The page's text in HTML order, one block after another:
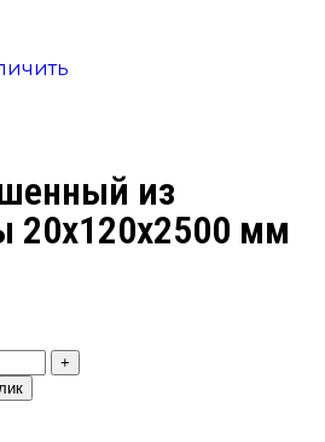
из
20х120х2500 мм